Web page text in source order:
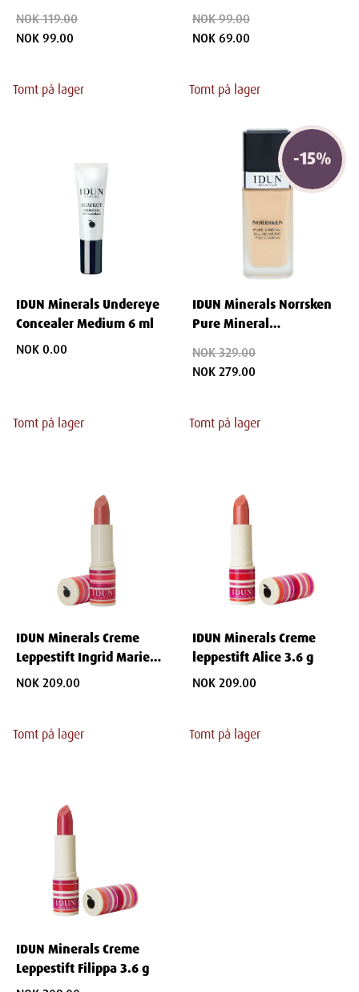
NOK 119.00
NOK 99.00
Tomt på lager
NOK 99.00
NOK 69.00
Tomt på lager
IDUN Minerals Undereye
Concealer Medium 6 ml
NOK 0.00
Tomt på lager
-15%
IDUN Minerals Norrsken
Pure Mineral
Svea 30 ml
NOK 329.00
NOK 279.00
Tomt på lager
IDUN Minerals Creme
Leppestift Ingrid Marie
3.6 g
NOK 209.00
Tomt på lager
IDUN Minerals Creme
leppestift Alice 3.6 g
NOK 209.00
Tomt på lager
IDUN Minerals Creme
Leppestift Filippa 3.6 g